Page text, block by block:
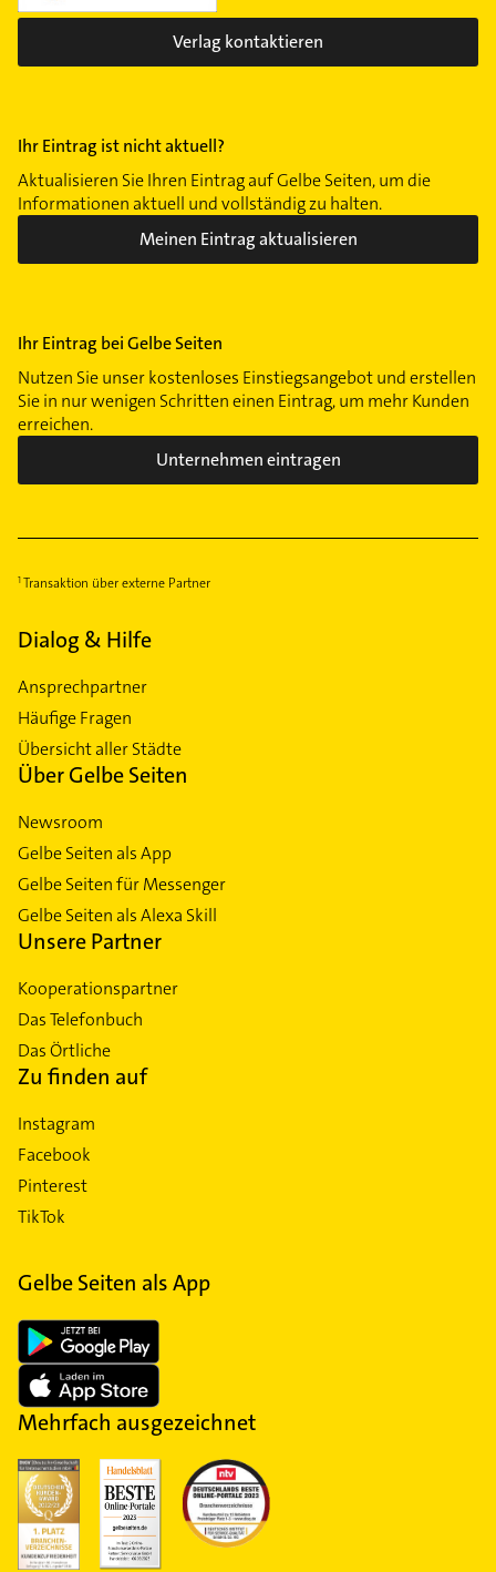
Verlag kontaktieren
Ihr Eintrag ist nicht aktuell?
Aktualisieren Sie Ihren Eintrag auf Gelbe Seiten, um die
Informationen aktuell und vollständig zu halten.
Meinen Eintrag aktualisieren
Ihr Eintrag bei Gelbe Seiten
Nutzen Sie unser kostenloses Einstiegsangebot und erstellen
Sie in nur wenigen Schritten einen Eintrag, um mehr Kunden
erreichen.
Unternehmen eintragen
Transaktion über externe Partner
Dialog & Hilfe
Ansprechpartner
Häufige Fragen
Übersicht aller Städte
Über Gelbe Seiten
Newsroom
Gelbe Seiten als App
Gelbe Seiten für Messenger
Gelbe Seiten als Alexa Skill
Unsere Partner
Kooperationspartner
Das Telefonbuch
Das Örtliche
Zu finden auf
Instagram
Facebook
Pinterest
TikTok
Gelbe Seiten als App
Mehrfach ausgezeichnet